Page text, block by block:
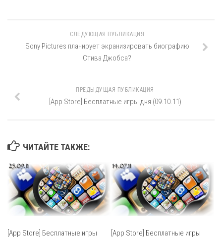
СЛЕДУЮЩАЯ ПУБЛИКАЦИЯ
Sony Pictures планирует экранизировать биографию
Стива Джобса?
ПРЕДЫДУЩАЯ ПУБЛИКАЦИЯ
[App Store] Бесплатные игры дня (09.10.11)
ЧИТАЙТЕ ТАКЖЕ:
[App Store] Бесплатные игры
[App Store] Бесплатные игры